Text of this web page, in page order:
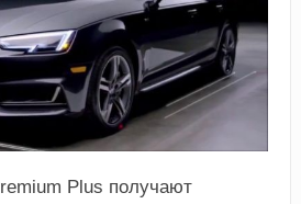
Plus получают